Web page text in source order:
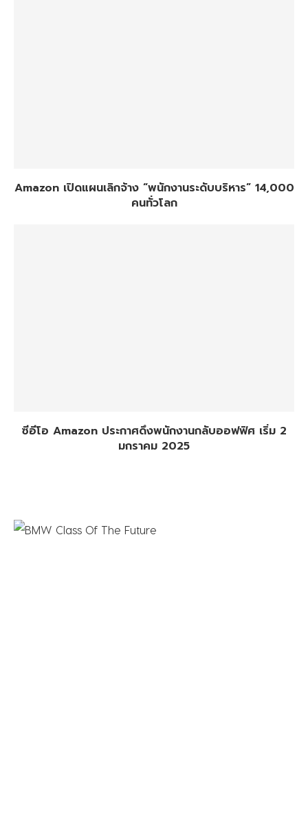
Amazon เปิดแผนเลิกจ้าง “พนักงานระดับบริหาร” 14,000
คนทั่วโลก
ซีอีโอ Amazon ประกาศดึงพนักงานกลับออฟฟิศ เริ่ม 2
มกราคม 2025